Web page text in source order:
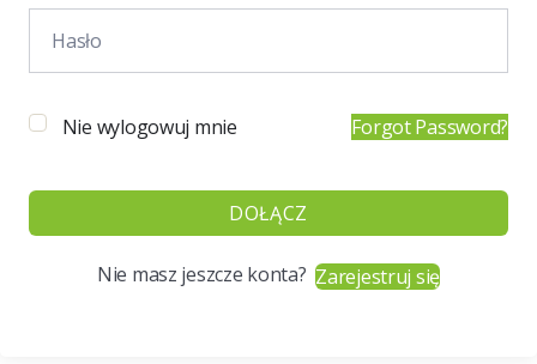
Nie wylogowuj mnie Forgot Password?
DOŁĄCZ
Nie masz jeszcze konta?Zarejestruj się